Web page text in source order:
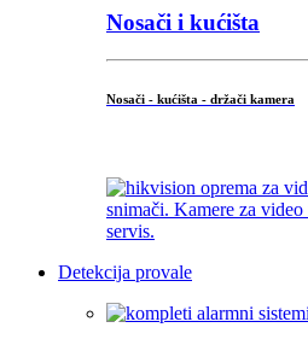
Nosači i kućišta
Nosači - kućišta - držači kamera
Detekcija provale